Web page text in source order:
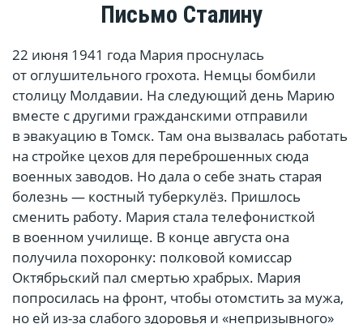
Письмо Сталину
22 июня 1941 года Мария проснулась
от оглушительного грохота. Немцы бомбили
столицу Молдавии. На следующий день Марию
вместе с другими гражданскими отправили
в эвакуацию в Томск. Там она вызвалась работать
на стройке цехов для переброшенных сюда
военных заводов. Но дала о себе знать старая
болезнь — костный туберкулёз. Пришлось
сменить работу. Мария стала телефонисткой
в военном училище. В конце августа она
получила похоронку: полковой комиссар
Октябрьский пал смертью храбрых. Мария
попросилась на фронт, чтобы отомстить за мужа,
но ей из-за слабого здоровья и «непризывного»